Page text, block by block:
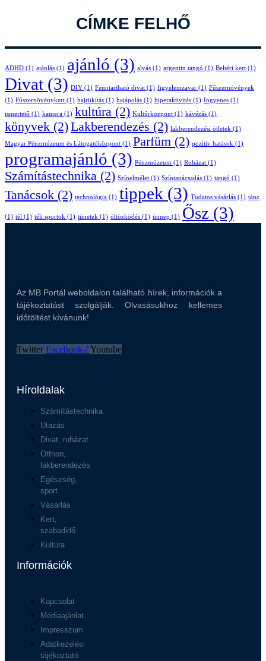
CÍMKE FELHŐ
ADHD (1) ajánlás (1) ajánló (3) alvás (1) argentin tangó (1) Beltéri kert (1)
Divat (3) DIY (1) Fenntartható divat (1) figyelemzavar (1) Fűszernövények
(1) Fűszernövénykert (1) hajritkítás (1) hajápolás (1) hiperaktivitás (1) Ingyenes (1)
ismertető (1) kamera (1) kultúra (2) Kultúrközpont (1) kávézás (1)
könyvek (2)Lakberendezés (2) lakberendezési ötletek (1)
Magyar Pénzmúzeum és Látogatóközpont (1) Parfüm (2) pozitív hatások (1)
programajánló (3) Pénzmúzeum (1) Ruházat (1)
Számítástechnika (2) Színelmélet (1) Színtanácsadás (1) tangó (1)
Tanácsok (2) technológia (1) tippek (3) Tudatos vásárlás (1) tánc
(1) tél (1) téli sportok (1) tünetek (1) öltözködés (1) ünnep (1) Ősz (3)
Az MB Portál weboldalon található hírek, információk a
tájékoztatást szolgálják. Olvasásukhoz kellemes
időtöltést kívánunk!
Twitter Facebook-fYoutube
Híroldalak
Számítástechnika
Utazás
Divat, ruházat
Otthon,
lakberendezés
Egészség,
sport
Vásárlás
Kert,
szabadidő
Kultúra
Információk
Kapcsolat
Médiaajánlat
Impresszum
Adatkezelési
tájékoztató